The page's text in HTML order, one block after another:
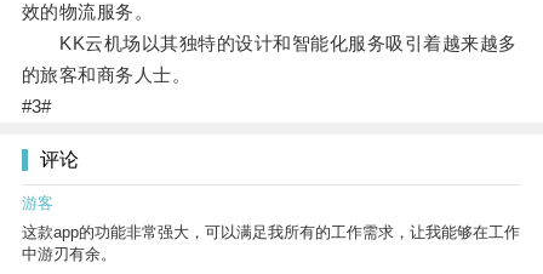
效的物流服务。
KK云机场以其独特的设计和智能化服务吸引着越来越多
的旅客和商务人士。
#3#
评论
游客
这款app的功能非常强大，可以满足我所有的工作需求，让我能够在工作
中游刃有余。